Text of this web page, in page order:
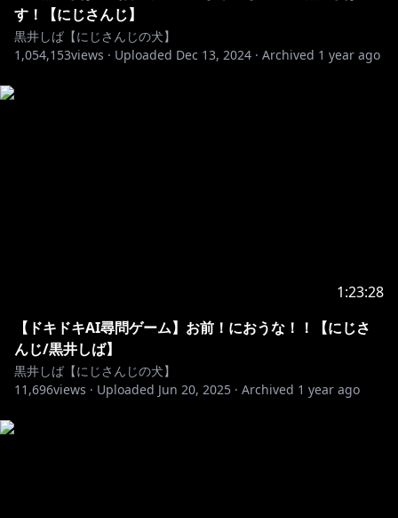
す！【にじさんじ】
黒井しば【にじさんじの犬】
1,054,153views · Uploaded Dec 13, 2024 · Archived 1 year ago
1:23:28
【ドキドキAI尋問ゲーム】お前！におうな！！【にじさ
んじ/黒井しば】
黒井しば【にじさんじの犬】
11,696views · Uploaded Jun 20, 2025 · Archived 1 year ago